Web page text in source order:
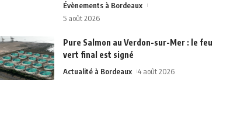
Évènements à Bordeaux
5 août 2026
Pure Salmon au Verdon-sur-Mer : le feu
vert final est signé
Actualité à Bordeaux 4 août 2026